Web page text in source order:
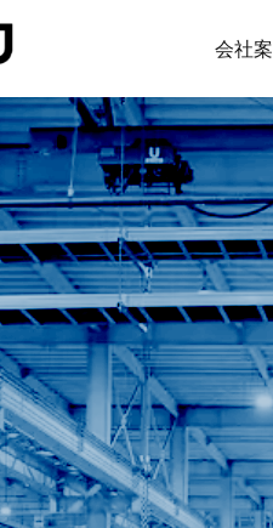
会社